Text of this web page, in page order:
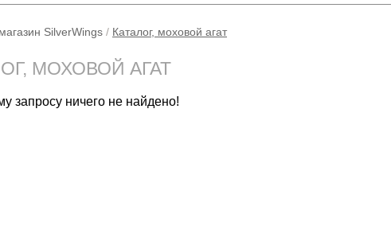
SilverWings / Каталог, моховой агат
МОХОВОЙ АГАТ
запросу ничего не найдено!